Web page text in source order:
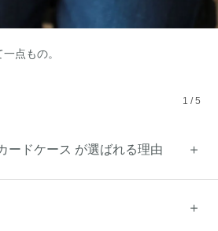
点もの。
1 /5
ードケース が選ばれる理由